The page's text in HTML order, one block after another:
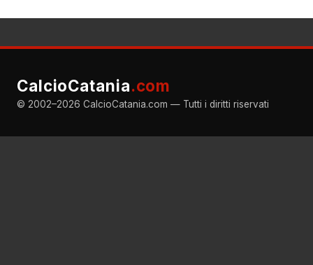
CalcioCatania.com
© 2002–2026 CalcioCatania.com — Tutti i diritti riservati